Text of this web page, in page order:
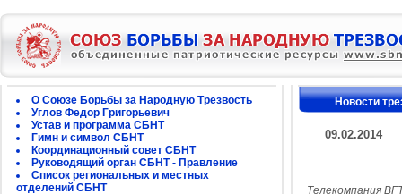
О Союзе Борьбы за Народную Трезвость
Углов Федор Григорьевич
Устав и программа СБНТ
Гимн и символ СБНТ
Координационный совет СБНТ
Руководящий орган СБНТ - Правление
Список региональных и местных
отделений СБНТ
Новости
09.02.2014
Телекомпания